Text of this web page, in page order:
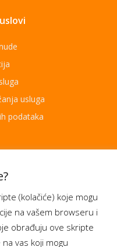
usluga
podataka
(kolačiće) koje mogu
na vašem browseru i
obrađuju ove skripte
vas koji mogu